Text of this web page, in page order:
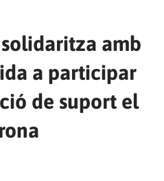
solidaritza amb
a participar
de suport el